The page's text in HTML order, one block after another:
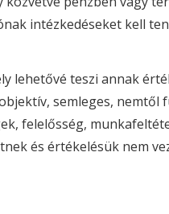
intézkedéseket kell
lehetővé teszi annak
semleges, nemtől
felelősség,
és értékelésük nem